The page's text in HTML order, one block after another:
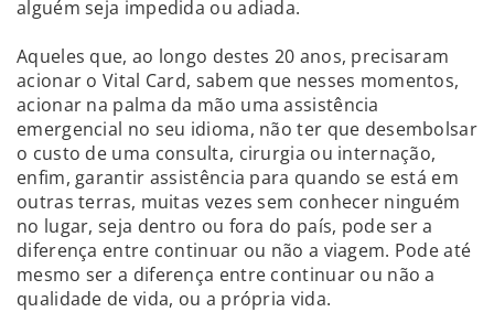
alguém seja impedida ou adiada.
Aqueles que, ao longo destes 20 anos, precisaram
acionar o Vital Card, sabem que nesses momentos,
acionar na palma da mão uma assistência
emergencial no seu idioma, não ter que desembolsar
o custo de uma consulta, cirurgia ou internação,
enfim, garantir assistência para quando se está em
outras terras, muitas vezes sem conhecer ninguém
no lugar, seja dentro ou fora do país, pode ser a
diferença entre continuar ou não a viagem. Pode até
mesmo ser a diferença entre continuar ou não a
qualidade de vida, ou a própria vida.